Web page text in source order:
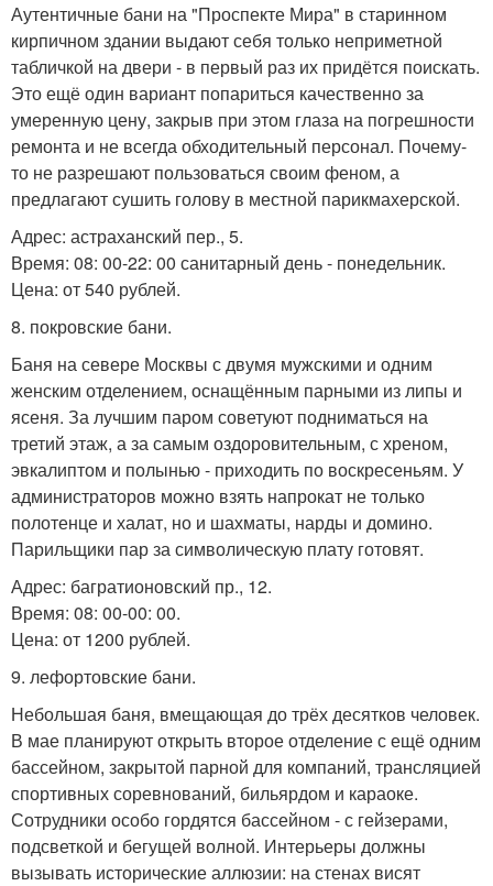
Аутентичные бани на "Проспекте Мира" в старинном
кирпичном здании выдают себя только неприметной
табличкой на двери - в первый раз их придётся поискать.
Это ещё один вариант попариться качественно за
умеренную цену, закрыв при этом глаза на погрешности
ремонта и не всегда обходительный персонал. Почему-
то не разрешают пользоваться своим феном, а
предлагают сушить голову в местной парикмахерской.
Адрес: астраханский пер., 5.
Время: 08: 00-22: 00 санитарный день - понедельник.
Цена: от 540 рублей.
8. покровские бани.
Баня на севере Москвы с двумя мужскими и одним
женским отделением, оснащённым парными из липы и
ясеня. За лучшим паром советуют подниматься на
третий этаж, а за самым оздоровительным, с хреном,
эвкалиптом и полынью - приходить по воскресеньям. У
администраторов можно взять напрокат не только
полотенце и халат, но и шахматы, нарды и домино.
Парильщики пар за символическую плату готовят.
Адрес: багратионовский пр., 12.
Время: 08: 00-00: 00.
Цена: от 1200 рублей.
9. лефортовские бани.
Небольшая баня, вмещающая до трёх десятков человек.
В мае планируют открыть второе отделение с ещё одним
бассейном, закрытой парной для компаний, трансляцией
спортивных соревнований, бильярдом и караоке.
Сотрудники особо гордятся бассейном - с гейзерами,
подсветкой и бегущей волной. Интерьеры должны
вызывать исторические аллюзии: на стенах висят